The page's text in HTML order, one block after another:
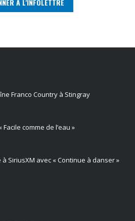
Franco Country à Stingray
comme de l’eau »
SiriusXM avec « Continue à danser »